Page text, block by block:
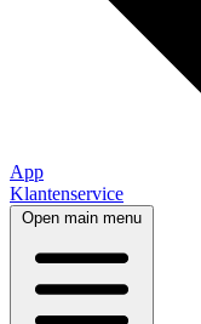
App
Klantenservice
Open main menu